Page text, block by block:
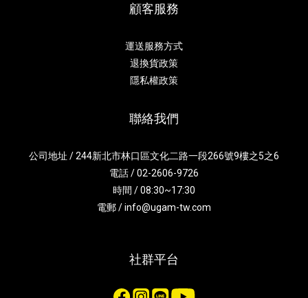
顧客服務
運送服務方式
退換貨政策
隱私權政策
聯絡我們
公司地址 / 244新北市林口區文化二路一段266號9樓之5之6
電話 / 02-2606-9726
時間 / 08:30~17:30
電郵 / info@ugam-tw.com
社群平台